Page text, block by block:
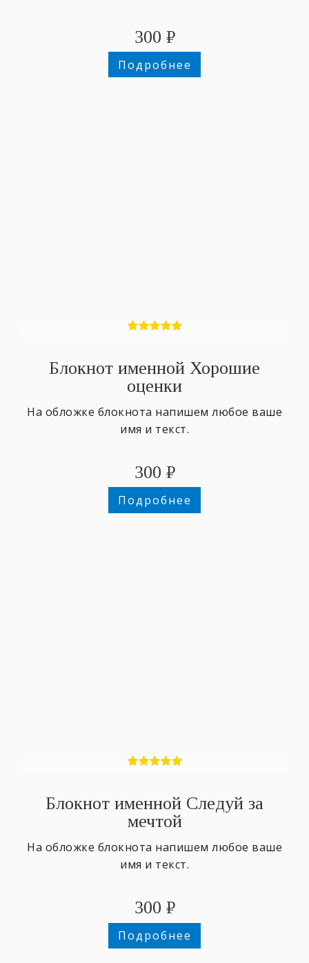
300 ₽
Подробнее
Блокнот именной Хорошие
оценки
На обложке блокнота напишем любое ваше
имя и текст.
300 ₽
Подробнее
Блокнот именной Следуй за
мечтой
На обложке блокнота напишем любое ваше
имя и текст.
300 ₽
Подробнее